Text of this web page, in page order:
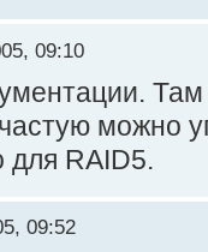
09:10
можно
для RAID5.
09:52